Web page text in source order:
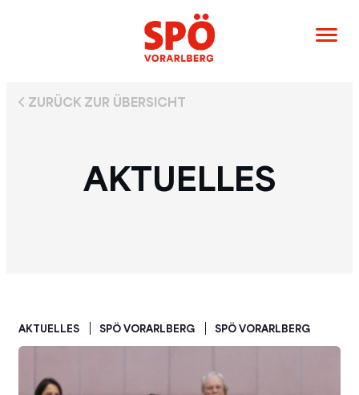
ZURÜCK ZUR ÜBERSICHT
AKTUELLES
AKTUELLES SPÖ VORARLBERG SPÖ VORARLBERG